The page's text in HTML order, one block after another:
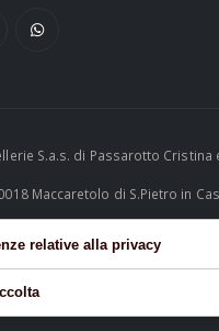
S.a.s. di Passarotto Cristina
Maccaretolo di S.Pietro in
| tel. +39 051 811732 | e-mail:
Powered by Cosmobile Srl
relative alla privacy